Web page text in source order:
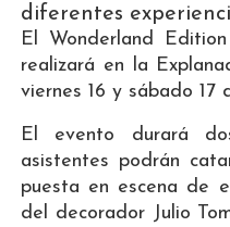
diferentes
El Wonderland
realizará en la
viernes 16 y sábado 17
El evento durará
asistentes podrán
puesta en escena de
del decorador Julio